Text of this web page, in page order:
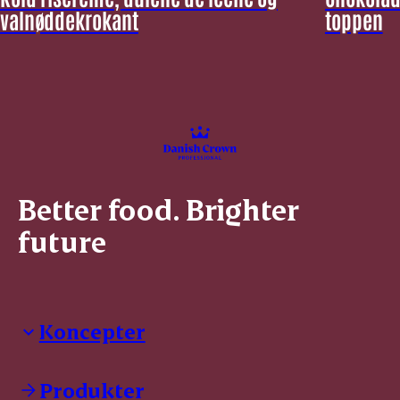
valnøddekrokant
toppen
Better food. Brighter
future
Koncepter
Dyrbar
Produkter